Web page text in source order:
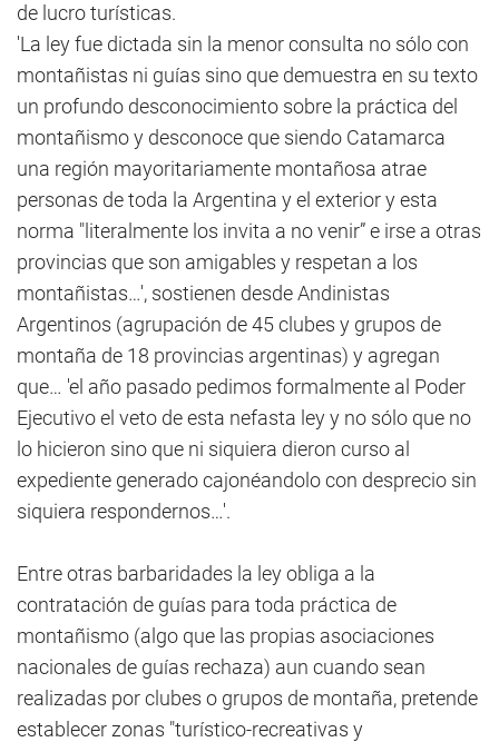
de lucro turísticas.
'La ley fue dictada sin la menor consulta no sólo con
montañistas ni guías sino que demuestra en su texto
un profundo desconocimiento sobre la práctica del
montañismo y desconoce que siendo Catamarca
una región mayoritariamente montañosa atrae
personas de toda la Argentina y el exterior y esta
norma "literalmente los invita a no venir” e irse a otras
provincias que son amigables y respetan a los
montañistas…', sostienen desde Andinistas
Argentinos (agrupación de 45 clubes y grupos de
montaña de 18 provincias argentinas) y agregan
que… 'el año pasado pedimos formalmente al Poder
Ejecutivo el veto de esta nefasta ley y no sólo que no
lo hicieron sino que ni siquiera dieron curso al
expediente generado cajonéandolo con desprecio sin
siquiera respondernos…'.
Entre otras barbaridades la ley obliga a la
contratación de guías para toda práctica de
montañismo (algo que las propias asociaciones
nacionales de guías rechaza) aun cuando sean
realizadas por clubes o grupos de montaña, pretende
establecer zonas "turístico-recreativas y